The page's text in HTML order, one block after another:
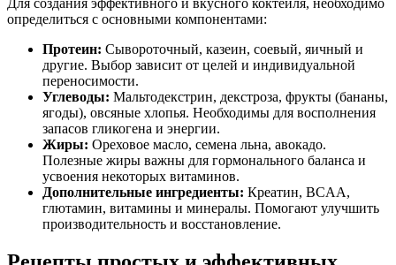
определиться с основными компонентами:
Протеин: Сывороточный, казеин, соевый, яичный и
другие. Выбор зависит от целей и индивидуальной
переносимости.
Углеводы: Мальтодекстрин, декстроза, фрукты (бананы,
ягоды), овсяные хлопья. Необходимы для восполнения
запасов гликогена и энергии.
Жиры: Ореховое масло, семена льна, авокадо.
Полезные жиры важны для гормонального баланса и
усвоения некоторых витаминов.
Дополнительные ингредиенты: Креатин, BCAA,
глютамин, витамины и минералы. Помогают улучшить
производительность и восстановление.